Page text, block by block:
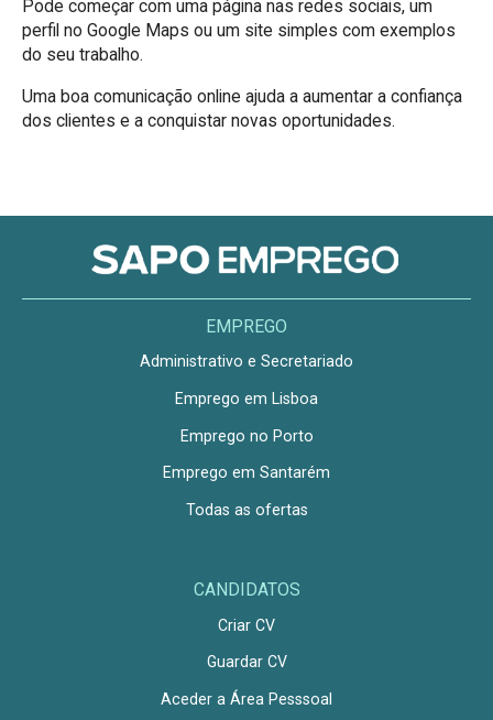
Pode começar com uma página nas redes sociais, um
perfil no Google Maps ou um site simples com exemplos
do seu trabalho.
Uma boa comunicação online ajuda a aumentar a confiança
dos clientes e a conquistar novas oportunidades.
EMPREGO
Administrativo e Secretariado
Emprego em Lisboa
Emprego no Porto
Emprego em Santarém
Todas as ofertas
CANDIDATOS
Criar CV
Guardar CV
Aceder a Área Pesssoal